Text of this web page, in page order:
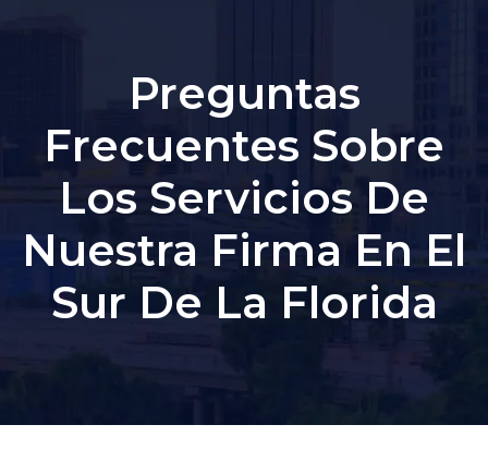
Preguntas
Frecuentes Sobre
Los Servicios De
Nuestra Firma En El
Sur De La Florida